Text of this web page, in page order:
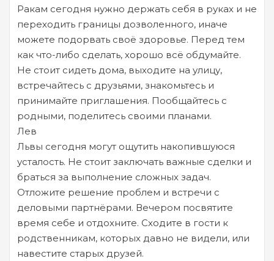
Ракам сегодня нужно держать себя в руках и не
переходить границы дозволенного, иначе
можете подорвать своё здоровье. Перед тем
как что-либо сделать, хорошо всё обдумайте.
Не стоит сидеть дома, выходите на улицу,
встречайтесь с друзьями, знакомьтесь и
принимайте приглашения. Пообщайтесь с
родными, поделитесь своими планами.
Лев
Львы сегодня могут ощутить накопившуюся
усталость. Не стоит заключать важные сделки и
браться за выполнение сложных задач.
Отложите решение проблем и встречи с
деловыми партнёрами. Вечером посвятите
время себе и отдохните. Сходите в гости к
родственникам, которых давно не видели, или
навестите старых друзей.